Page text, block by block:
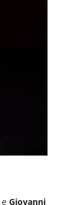
e Giovanni